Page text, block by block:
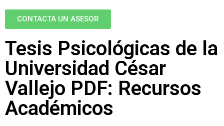
CONTACTA UN ASESOR
Tesis Psicológicas de la
Universidad César
Vallejo PDF: Recursos
Académicos